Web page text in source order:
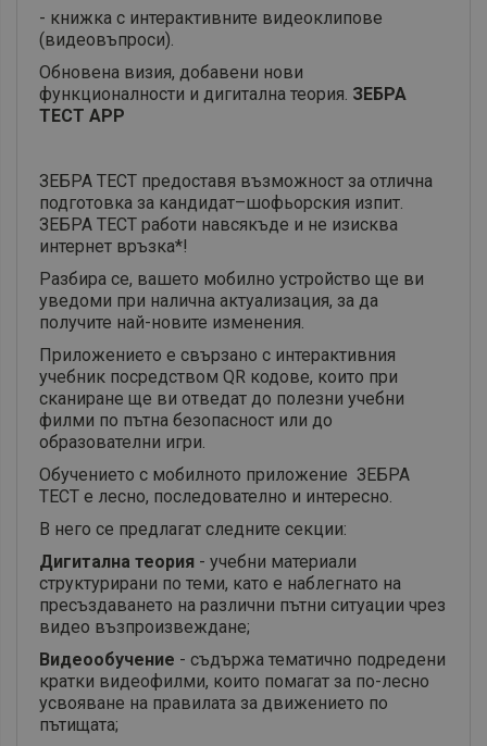
- книжка с интерактивните видеоклипове
(видеовъпроси).
Обновена визия, добавени нови
функционалности и дигитална теория. ЗЕБРА
ТЕСТ APP
ЗЕБРА ТЕСТ предоставя възможност за отлична
подготовка за кандидат–шофьорския изпит.
ЗЕБРА ТЕСТ работи навсякъде и не изисква
интернет връзка*!
Разбира се, вашето мобилно устройство ще ви
уведоми при налична актуализация, за да
получите най-новите изменения.
Приложението е свързано с интерактивния
учебник посредством QR кодове, които при
сканиране ще ви отведат до полезни учебни
филми по пътна безопасност или до
образователни игри.
Обучението с мобилното приложение ЗЕБРА
ТЕСТ е лесно, последователно и интересно.
В него се предлагат следните секции:
Дигитална теория - учебни материали
структурирани по теми, като е наблегнато на
пресъздаването на различни пътни ситуации чрез
видео възпроизвеждане;
Видеообучение - съдържа тематично подредени
кратки видеофилми, които помагат за по-лесно
усвояване на правилата за движението по
пътищата;